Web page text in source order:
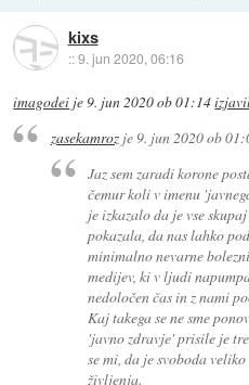
kixs
::9. jun 2020, 06:16
imagodei je9. jun 2020 ob 01:14
zasekamrozje9. jun 2020 ob
Jaz sem zaradi korone
čemur koli v imenu
je izkazalo da je vse
pokazala, da nas lahko
minimalno nevarne
medijev, ki v ljudi
nedoločen čas in z nami
Kaj takega se ne sme
'javno zdravje' prisile je
se mi, da je svoboda
življenja.